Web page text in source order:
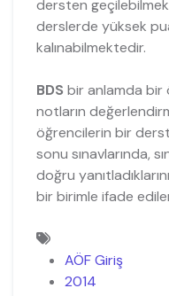
dersten
derslerde yüksek
kalınabilmektedir.
BDS bir anlamda bir
notların
öğrencilerin bir
sonu sınavlarında,
doğru
bir birimle ifade
AÖF Giriş
2014